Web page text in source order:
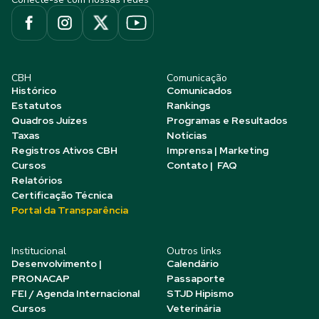
CBH
Histórico
Estatutos
Quadros Juízes
Taxas
Registros Ativos CBH
Cursos
Relatórios
Certificação Técnica
Portal da Transparência
Comunicação
Comunicados
Rankings
Programas e Resultados
Notícias
Imprensa | Marketing
Contato | FAQ
Institucional
Desenvolvimento |
PRONACAP
FEI / Agenda Internacional
Cursos
Outros links
Calendário
Passaporte
STJD Hipismo
Veterinária